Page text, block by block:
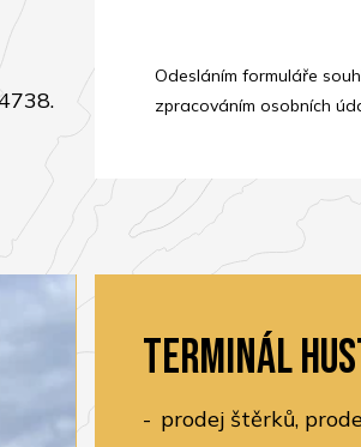
Odesláním formuláře
zpracováním osobních
Terminál
prodej štěrků,